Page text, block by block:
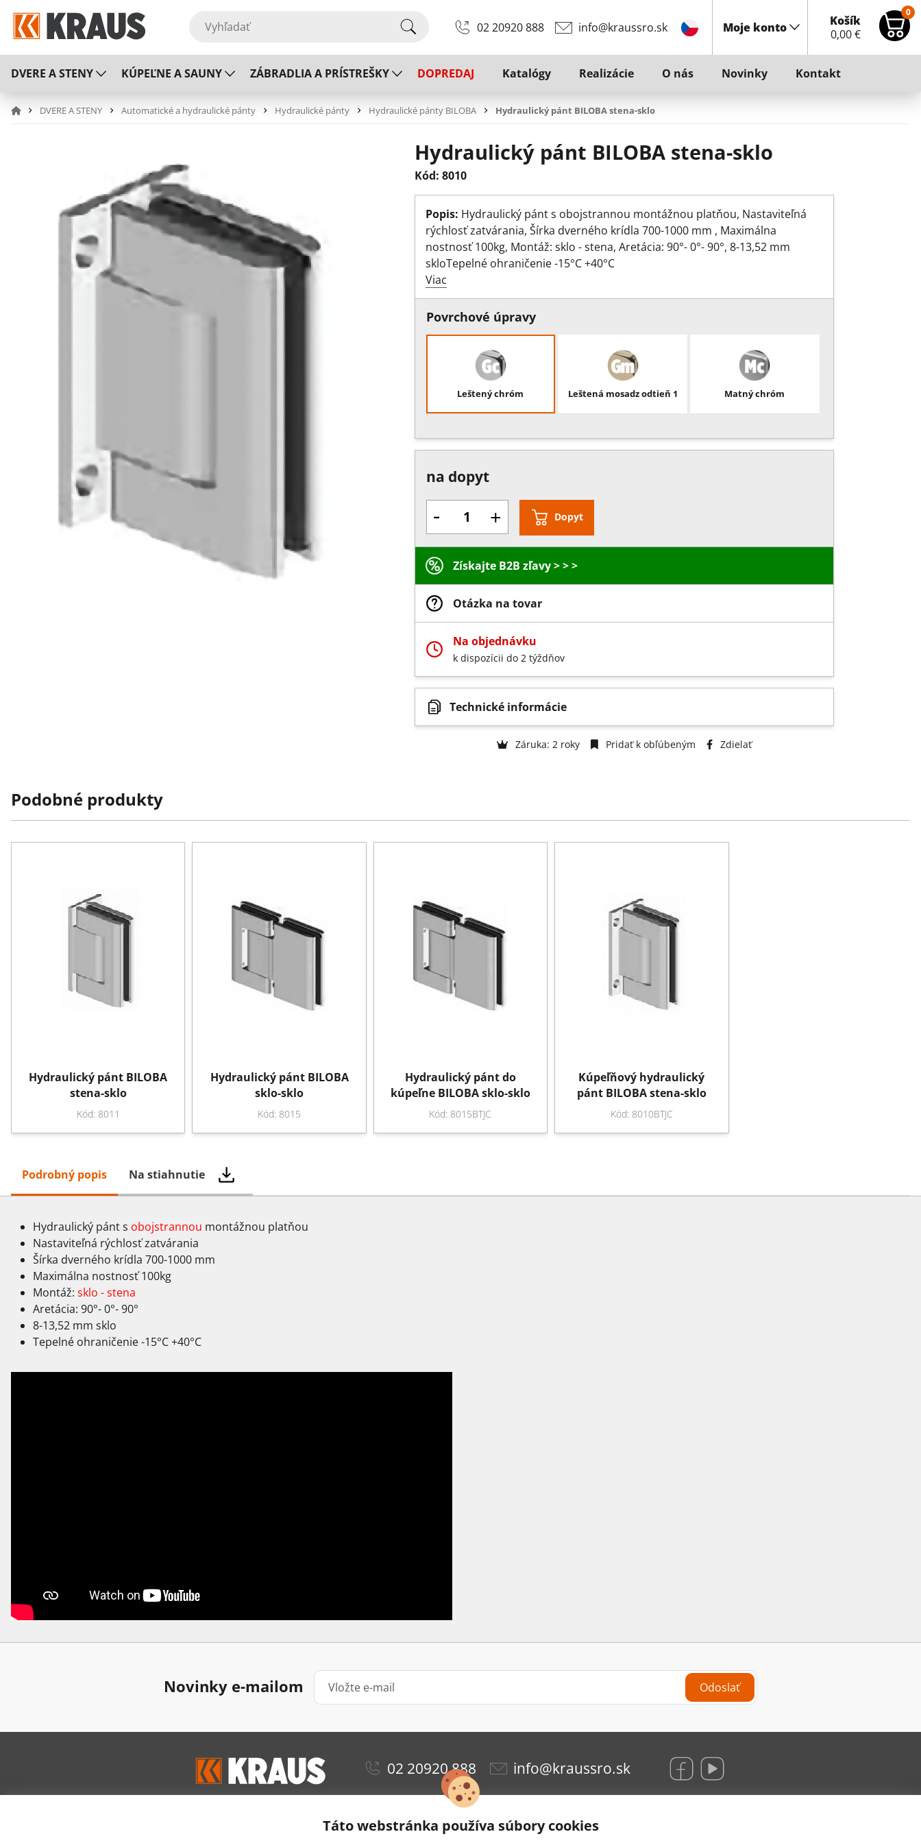
02 20920 888 info@kraussro.sk Moje konto
Košík
0,00€
0
DVERE A STENY KÚPEĽNE A SAUNY ZÁBRADLIA A PRÍSTREŠKY DOPREDAJ Katalógy Realizácie O nás Novinky Kontakt
DVERE A STENY Automatické a hydraulické pánty Hydraulické pánty Hydraulické pánty BILOBA Hydraulický pánt BILOBA stena-sklo
Hydraulický pánt BILOBA stena-sklo
Kód: 8010
Popis: Hydraulický pánt s obojstrannou montážnou platňou, Nastaviteľná
rýchlosť zatvárania, Šírka dverného krídla 700-1000 mm , Maximálna
nostnosť 100kg, Montáž: sklo - stena, Aretácia: 90°- 0°- 90°, 8-13,52 mm
skloTepelné ohraničenie -15°C +40°C
Viac
Povrchové úpravy
Leštený chróm Leštená mosadz odtieň 1 Matný chróm
na dopyt
- + Dopyt
Získajte B2B zľavy > > >
Otázka na tovar
Na objednávku
k dispozícii do 2 týždňov
Technické informácie
Záruka: 2 roky Pridať k obľúbeným Zdielať
Podobné produkty
Hydraulický pánt BILOBA
stena-sklo
Kód: 8011
Hydraulický pánt BILOBA
sklo-sklo
Kód: 8015
Hydraulický pánt do
kúpeľne BILOBA sklo-sklo
Kód: 8015BTJC
Kúpeľňový hydraulický
pánt BILOBA stena-sklo
Kód: 8010BTJC
Podrobný popis Na stiahnutie
Hydraulický pánt s obojstrannou montážnou platňou
Nastaviteľná rýchlosť zatvárania
Šírka dverného krídla 700-1000 mm
Maximálna nostnosť 100kg
Montáž: sklo - stena
Aretácia: 90°- 0°- 90°
8-13,52 mm sklo
Tepelné ohraničenie -15°C +40°C
Novinky e-mailom Odoslať
02 20920 888 info@kraussro.sk
Táto webstránka používa súbory cookies